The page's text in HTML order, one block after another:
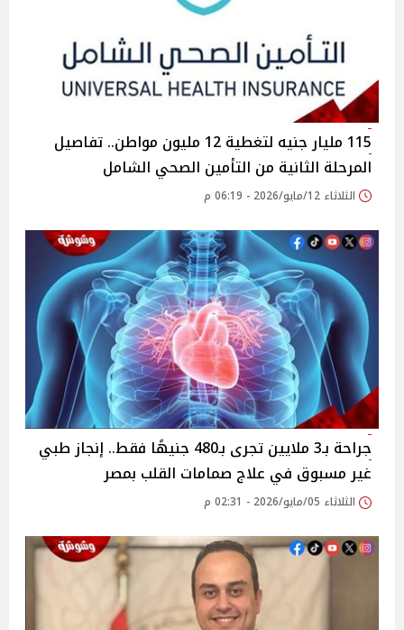
115 مليار جنيه لتغطية 12 مليون مواطن.. تفاصيل
المرحلة الثانية من التأمين الصحي الشامل
الثلاثاء 12/مايو/2026 - 06:19 م
جراحة بـ3 ملايين تجرى بـ480 جنيهًا فقط.. إنجاز طبي
غير مسبوق في علاج صمامات القلب بمصر
الثلاثاء 05/مايو/2026 - 02:31 م